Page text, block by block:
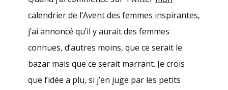
calendrier de l’Avent des femmes inspirantes,
j’ai annoncé qu’il y aurait des femmes
connues, d’autres moins, que ce serait le
bazar mais que ce serait marrant. Je crois
que l’idée a plu, si j’en juge par les petits